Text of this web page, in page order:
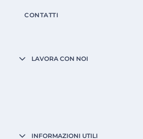
CONTATTI
LAVORA CON NOI
INFORMAZIONI UTILI